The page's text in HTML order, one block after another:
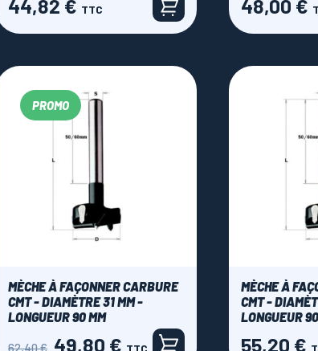
44,82 € TTC 48,00 €
PROMO
MÈCHE À FAÇONNER CARBURE
CMT - DIAMÈTRE 31 MM -
LONGUEUR 90 MM
Prix
62,40 € Prix
49,80 € TTC
MÈCHE À
CMT -
LONGUEUR
Prix
55,20 €